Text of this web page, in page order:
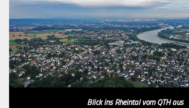
Blick ins Rheintal vom QTH aus